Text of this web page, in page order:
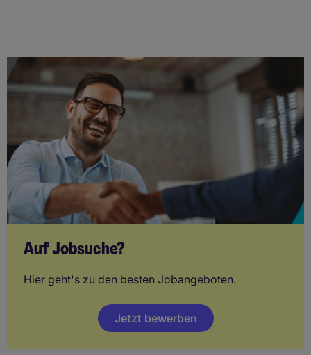
Auf Jobsuche?
Hier geht's zu den besten Jobangeboten.
Jetzt bewerben